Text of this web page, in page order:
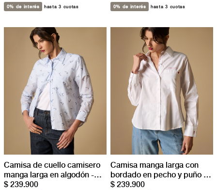
0% de interés hasta 3 cuotas 0% de interés hasta 3 cuotas
Camisa de cuello camisero
manga larga en algodón -
Azul
$ 239.900
Camisa manga larga con
bordado en pecho y puño -
Blanco
$ 239.900